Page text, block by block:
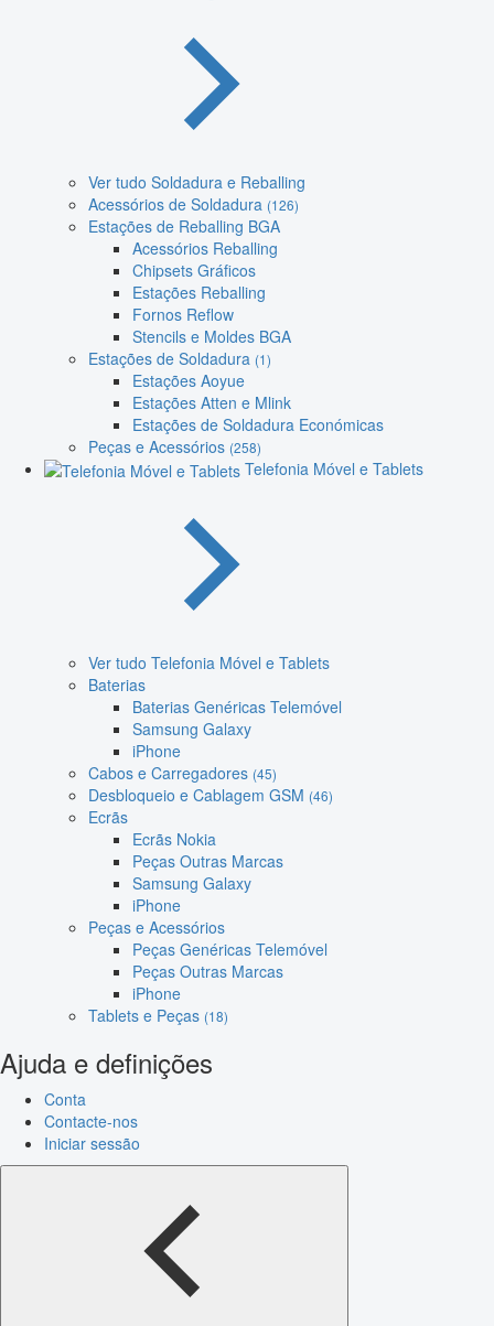
Ver tudo Soldadura e Reballing
Acessórios de Soldadura (126)
Estações de Reballing BGA
Acessórios Reballing
Chipsets Gráficos
Estações Reballing
Fornos Reflow
Stencils e Moldes BGA
Estações de Soldadura (1)
Estações Aoyue
Estações Atten e Mlink
Estações de Soldadura Económicas
Peças e Acessórios (258)
Telefonia Móvel e Tablets
Ver tudo Telefonia Móvel e Tablets
Baterias
Baterias Genéricas Telemóvel
Samsung Galaxy
iPhone
Cabos e Carregadores (45)
Desbloqueio e Cablagem GSM (46)
Ecrãs
Ecrãs Nokia
Peças Outras Marcas
Samsung Galaxy
iPhone
Peças e Acessórios
Peças Genéricas Telemóvel
Peças Outras Marcas
iPhone
Tablets e Peças (18)
Ajuda e definições
Conta
Contacte-nos
Iniciar sessão